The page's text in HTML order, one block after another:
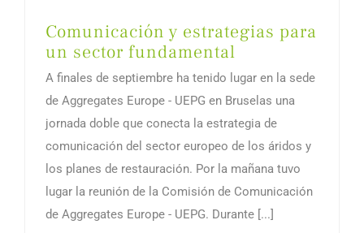
Comunicación y estrategias para
un sector fundamental
A finales de septiembre ha tenido lugar en la sede
de Aggregates Europe - UEPG en Bruselas una
jornada doble que conecta la estrategia de
comunicación del sector europeo de los áridos y
los planes de restauración. Por la mañana tuvo
lugar la reunión de la Comisión de Comunicación
de Aggregates Europe - UEPG. Durante [...]